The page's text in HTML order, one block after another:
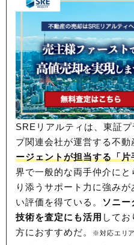
SREリアルティは、東証
プ関連会社が運営する不
ージェントが担当する「
界で一般的な両手仲介に
り添うサポート力に強み
い評価を得ている。 ソニー
技術を査定にも活用 して
方におすすめだ。
※対応エリ